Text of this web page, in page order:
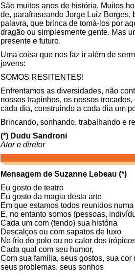
São muitos anos de história. Muitos
de, parafraseando Jorge Luiz Borges,
palavra, que brinca de tomá-los por
dragão ou simplesmente gente. Mas
presente e futuro.
Uma coisa que nos faz ir além de
jovens:
SOMOS RESITENTES!
Enfrentamos as diversidades, não
nossos trapinhos, os nossos
cada dia, construindo a cada dia um
Brincando, sonhando, trabalhando e
(*) Dudu Sandroni
Ator e diretor
Mensagem de Suzanne Lebeau (*)
Eu gosto de teatro
Eu gosto da magia desta arte
Em que estamos todos reunidos
E, no entanto somos (pessoas,
Cada um com (tendo) sua história
Descalços ou com sapatos de luxo
No frio do polo ou no calor dos
Cada qual com seu humor,
Com sua família, seus gostos, sua cor
seus problemas, seus sonhos